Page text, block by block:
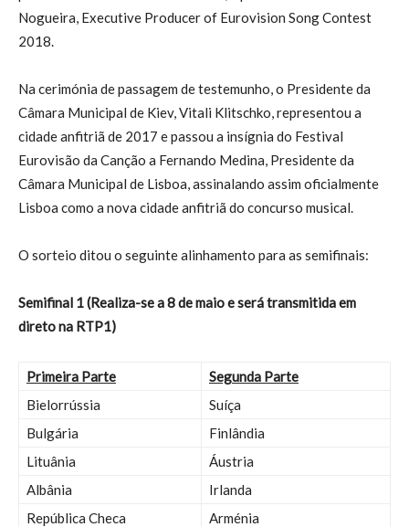
Nogueira, Executive Producer of Eurovision Song Contest
2018.
Na cerimónia de passagem de testemunho, o Presidente da
Câmara Municipal de Kiev, Vitali Klitschko, representou a
cidade anfitriã de 2017 e passou a insígnia do Festival
Eurovisão da Canção a Fernando Medina, Presidente da
Câmara Municipal de Lisboa, assinalando assim oficialmente
Lisboa como a nova cidade anfitriã do concurso musical.
O sorteio ditou o seguinte alinhamento para as semifinais:
Semifinal 1 (Realiza-se a 8 de maio e será transmitida em
direto na RTP1)
Primeira Parte
Segunda Parte
Bielorrússia
Suíça
Bulgária
Finlândia
Lituânia
Áustria
Albânia
Irlanda
República Checa
Arménia